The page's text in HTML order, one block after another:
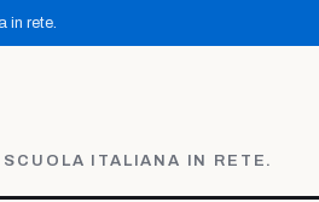
in rete.
ITALIANA IN RETE.